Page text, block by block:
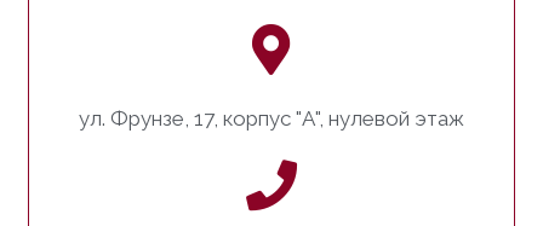
ул. Фрунзе, 17, корпус "А", нулевой этаж